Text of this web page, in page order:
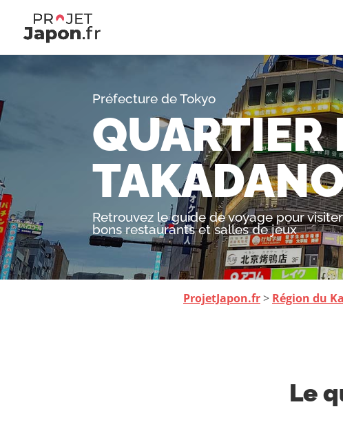
Préfecture de Tokyo
QUARTIER
Retrouvez le guide de voyage pour
bons restaurants et salles de jeux
ProjetJapon.fr> Région du
Le